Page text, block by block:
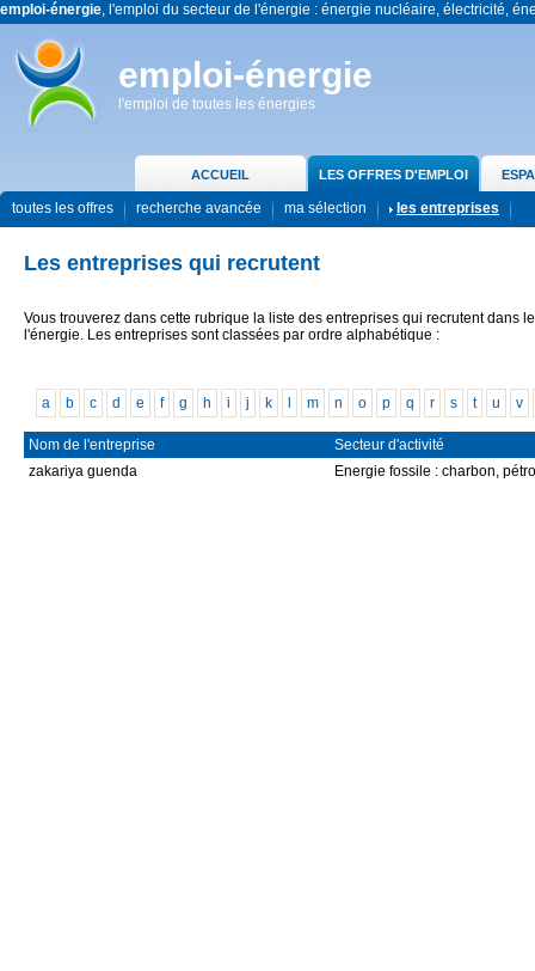
emploi-énergie, l'emploi du secteur de l'énergie : énergie nucléaire, électricité,
emploi-énergie
l'emploi de toutes les énergies
ACCUEIL LES OFFRES D'EMPLOI
toutes les offres recherche avancée ma sélection les entreprises
Les entreprises qui recrutent
Vous trouverez dans cette rubrique la liste des entreprises qui recrutent dans
l'énergie. Les entreprises sont classées par ordre alphabétique :
a b c d e f g h i j k m n o p q r s t u v
Nom de l'entreprise
Secteur d'activité
zakariya guenda
Energie fossile : charbon,